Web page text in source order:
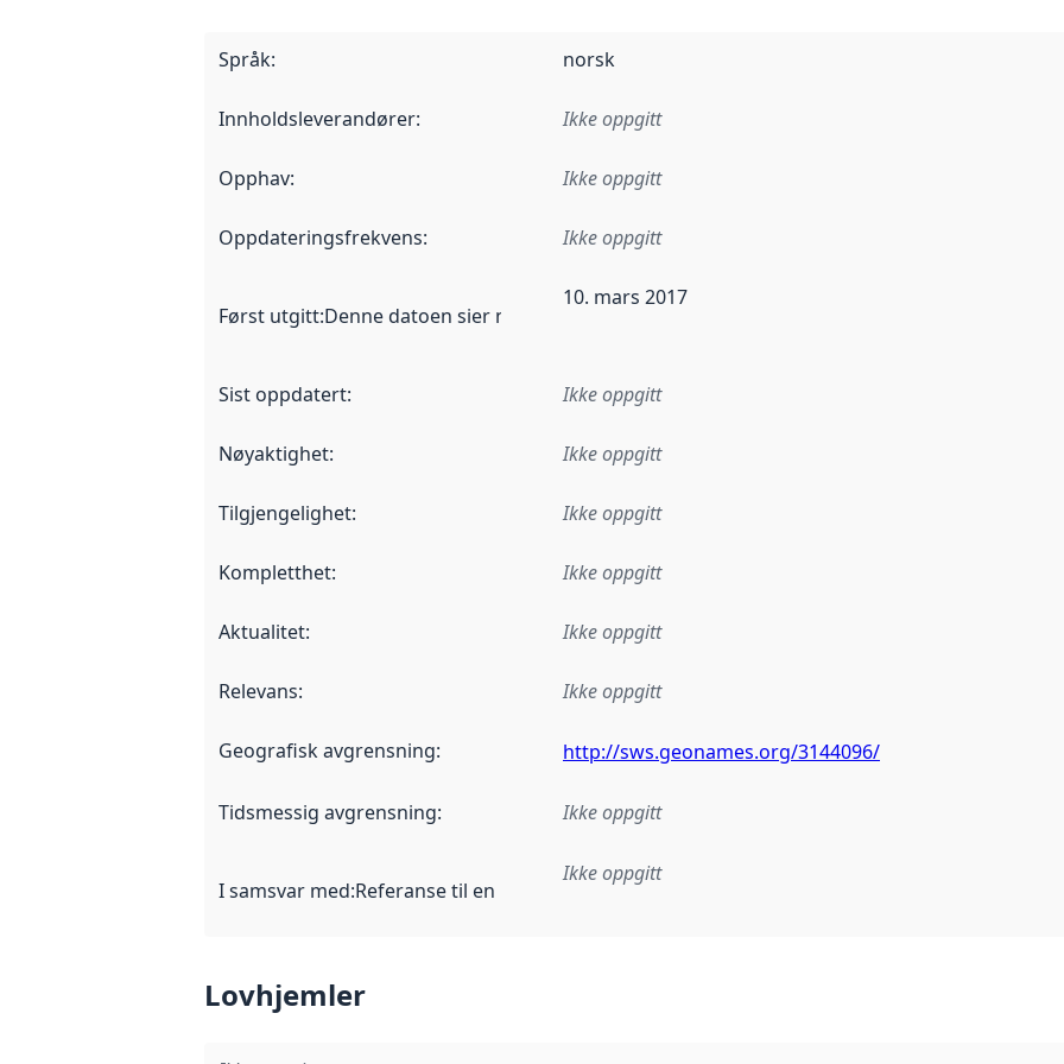
Språk: norsk
Innholdsleverandører: Ikke oppgitt
Opphav: Ikke oppgitt
Oppdateringsfrekvens: Ikke oppgitt
Først utgitt:Denne datoen sier når dataene i dette datasettet første gang ble utgitt. Det kan
10. mars 2017
Sist oppdatert: Ikke oppgitt
Nøyaktighet: Ikke oppgitt
Tilgjengelighet: Ikke oppgitt
Kompletthet: Ikke oppgitt
Aktualitet: Ikke oppgitt
Relevans: Ikke oppgitt
Geografisk avgrensning: http://sws.geonames.org/3144096/
Tidsmessig avgrensning: Ikke oppgitt
I samsvar med:Referanse til en implementasjonsregel eller annen spesifikasjon, som ligger
Ikke oppgitt
Lovhjemler